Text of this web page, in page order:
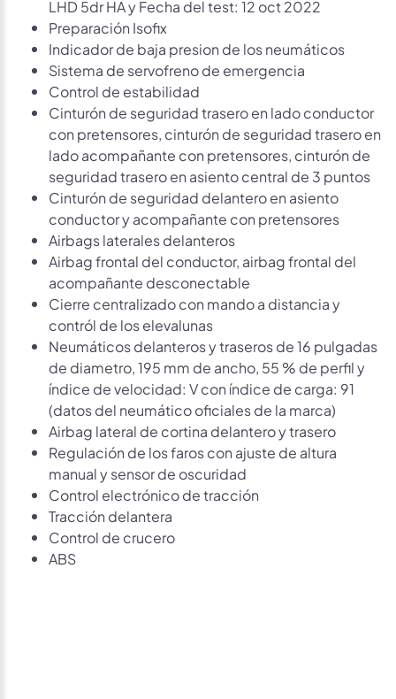
LHD 5dr HA y Fecha del test: 12 oct 2022
Preparación Isofix
Indicador de baja presion de los neumáticos
Sistema de servofreno de emergencia
Control de estabilidad
Cinturón de seguridad trasero en lado conductor
con pretensores, cinturón de seguridad trasero en
lado acompañante con pretensores, cinturón de
seguridad trasero en asiento central de 3 puntos
Cinturón de seguridad delantero en asiento
conductor y acompañante con pretensores
Airbags laterales delanteros
Airbag frontal del conductor, airbag frontal del
acompañante desconectable
Cierre centralizado con mando a distancia y
contról de los elevalunas
Neumáticos delanteros y traseros de 16 pulgadas
de diametro, 195 mm de ancho, 55 % de perfil y
índice de velocidad: V con índice de carga: 91
(datos del neumático oficiales de la marca)
Airbag lateral de cortina delantero y trasero
Regulación de los faros con ajuste de altura
manual y sensor de oscuridad
Control electrónico de tracción
Tracción delantera
Control de crucero
ABS